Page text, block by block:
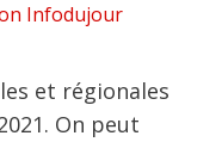
Infodujour
et régionales
On peut